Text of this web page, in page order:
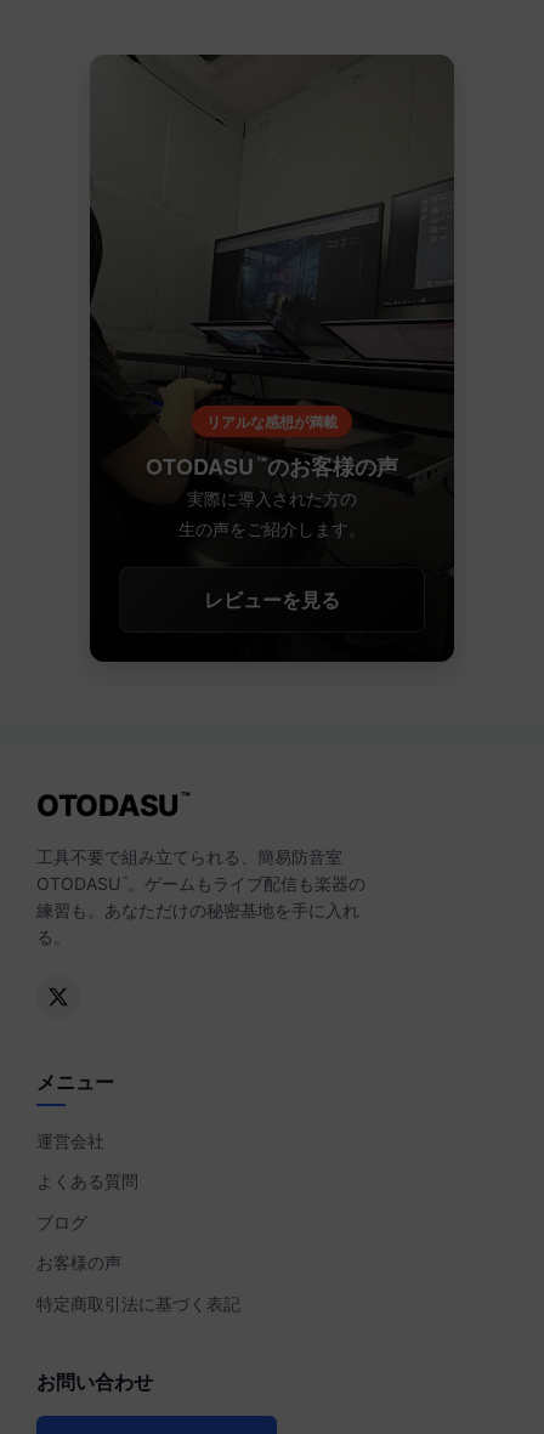
リアルな感想が満載
OTODASU ™のお客様の声
実際に導入された方の
生の声をご紹介します。
レビューを見る
OTODASU ™
工具不要で組み立てられる、簡易防音室
OTODASU ™
。ゲームもライブ配信も楽器の
練習も。あなただけの秘密基地を手に入れ
る。
メニュー
運営会社
よくある質問
ブログ
お客様の声
特定商取引法に基づく表記
お問い合わせ